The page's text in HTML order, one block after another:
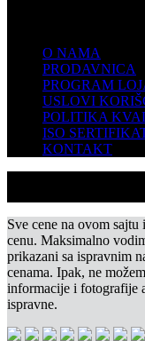
O NAMA
PRODAVNICA
PROGRAM
USLOVI
POLITIKA
ISO
KONTAKT
Sve cene na ovom
cenu. Maksimalno
prikazani sa ispravnim
cenama. Ipak, ne
informacije i fotografije
ispravne.